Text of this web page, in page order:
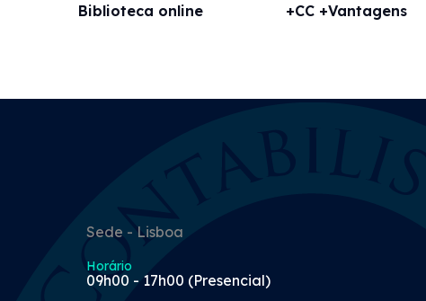
Biblioteca online +CC +Vantagens
Sede - Lisboa
Horário
09h00 - 17h00 (Presencial)